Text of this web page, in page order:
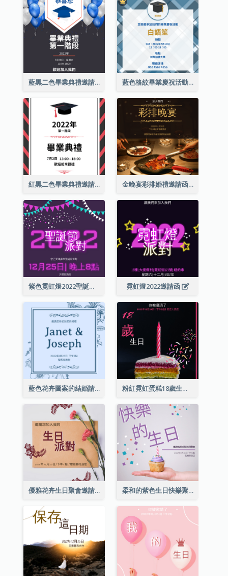
藍黑二色畢業典禮邀請函 藍色格紋畢業慶祝活動邀請函
紅黑二色畢業典禮邀請函 金晚宴彩排婚禮邀請函
紫色霓虹燈2022聖誕晚會邀請函 霓虹燈2022邀請函
藍色花卉圖案的結婚請柬 粉紅霓虹蛋糕18歲生日請柬
優雅花卉生日聚會邀請函 柔和的紫色生日快樂聚會請柬